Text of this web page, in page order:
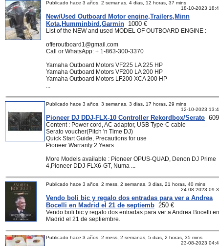
Publicado hace 3 años, 2 semanas, 4 dias, 12 horas, 37 mins
18-10-2023
New/Used Outboard Motor engine,Trailers,Minn
Kota,Humminbird,Garmin 1000 €
List of the NEW and used MODEL OF OUTBOARD ENGINE :
offeroutboard1@gmail.com
Call or WhatsApp: + 1-863-300-3370
Yamaha Outboard Motors VF225 LA 225 HP
Yamaha Outboard Motors VF200 LA 200 HP
Yamaha Outboard Motors LF200 XCA 200 HP
...
Publicado hace 3 años, 3 semanas, 3 dias, 17 horas, 29 mins
12-10-2023
Pioneer DJ DDJ-FLX-10 Controller Rekordbox/Serato
Content : Power cord, AC adaptor, USB Type-C cable
Serato voucher(Pitch 'n Time DJ)
Quick Start Guide, Precautions for use
Pioneer Warranty 2 Years
More Models available : Pioneer OPUS-QUAD, Denon DJ Prime
4,Pioneer DDJ-FLX6-GT, Numa ...
Publicado hace 3 años, 2 mess, 2 semanas, 3 dias, 21 horas, 40 mins
24-08-2023
Vendo boli bic y regalo dos entradas para ver a Andrea
Bocelli en Madrid el 21 de septiemb 250 €
Vendo boli bic y regalo dos entradas para ver a Andrea Bocelli en
Madrid el 21 de septiembre.
Publicado hace 3 años, 2 mess, 2 semanas, 5 dias, 2 horas, 35 mins
23-08-2023